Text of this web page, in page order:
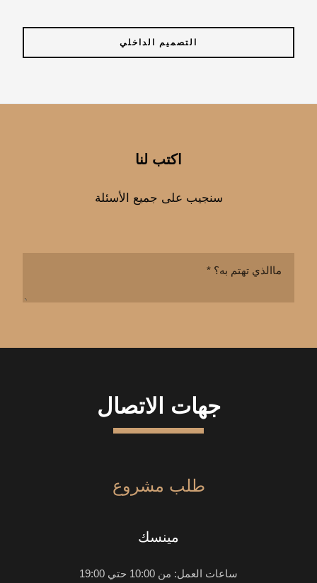
التصميم الداخلي
اكتب لنا
سنجيب على جميع الأسئلة
جهات الاتصال
طلب مشروع
مينسك
ساعات العمل: من 10:00 حتي 19:00